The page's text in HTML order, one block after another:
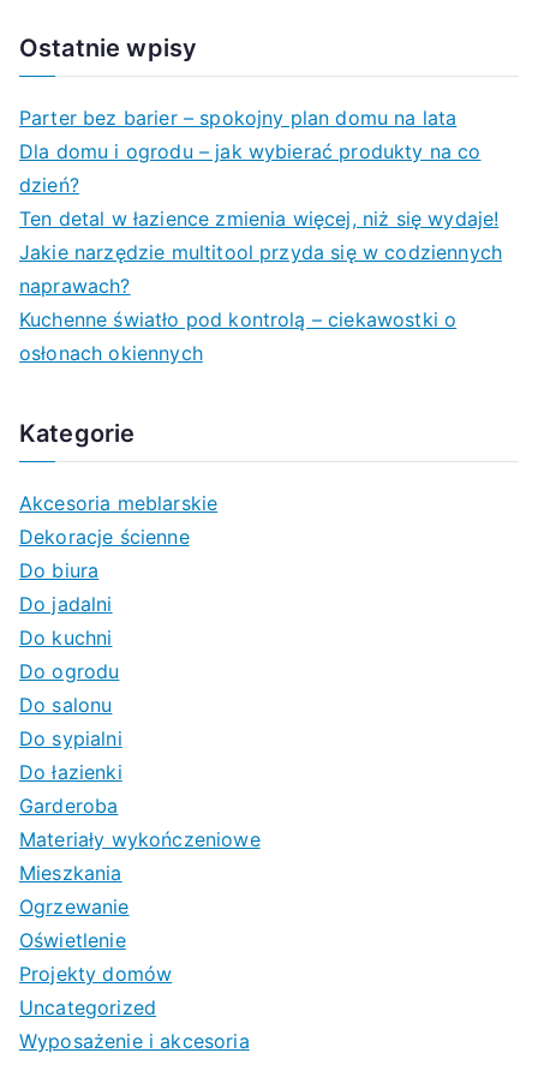
Ostatnie wpisy
Parter bez barier – spokojny plan domu na lata
Dla domu i ogrodu – jak wybierać produkty na co
dzień?
Ten detal w łazience zmienia więcej, niż się wydaje!
Jakie narzędzie multitool przyda się w codziennych
naprawach?
Kuchenne światło pod kontrolą – ciekawostki o
osłonach okiennych
Kategorie
Akcesoria meblarskie
Dekoracje ścienne
Do biura
Do jadalni
Do kuchni
Do ogrodu
Do salonu
Do sypialni
Do łazienki
Garderoba
Materiały wykończeniowe
Mieszkania
Ogrzewanie
Oświetlenie
Projekty domów
Uncategorized
Wyposażenie i akcesoria